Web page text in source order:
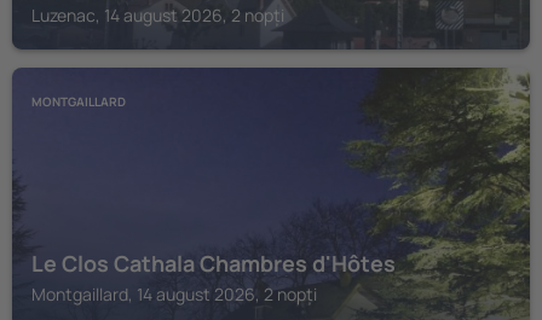
Luzenac, 14 august 2026, 2 nopți
MONTGAILLARD
Le Clos Cathala Chambres d'Hôtes
Montgaillard, 14 august 2026, 2 nopți